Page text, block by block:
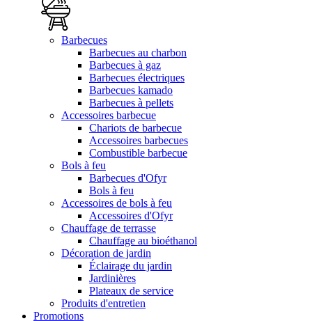
Barbecues
Barbecues au charbon
Barbecues à gaz
Barbecues électriques
Barbecues kamado
Barbecues à pellets
Accessoires barbecue
Chariots de barbecue
Accessoires barbecues
Combustible barbecue
Bols à feu
Barbecues d'Ofyr
Bols à feu
Accessoires de bols à feu
Accessoires d'Ofyr
Chauffage de terrasse
Chauffage au bioéthanol
Décoration de jardin
Éclairage du jardin
Jardinières
Plateaux de service
Produits d'entretien
Promotions